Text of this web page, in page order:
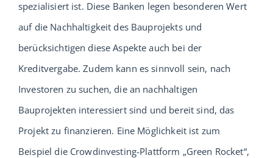
Musterhäuser
spezialisiert ist. Diese Banken legen besonderen Wert
auf die Nachhaltigkeit des Bauprojekts und
berücksichtigen diese Aspekte auch bei der
Kreditvergabe. Zudem kann es sinnvoll sein, nach
Investoren zu suchen, die an nachhaltigen
Bauprojekten interessiert sind und bereit sind, das
Projekt zu finanzieren. Eine Möglichkeit ist zum
Beispiel die Crowdinvesting-Plattform „Green Rocket“,